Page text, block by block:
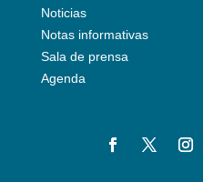
Noticias
Notas informativas
Sala de prensa
Agenda